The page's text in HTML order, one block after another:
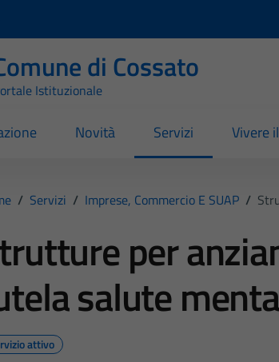
di Cossato
Istituzionale
Novità Servizi Vivere
/ Servizi / Imprese, Commercio E SUAP /
per
salute
attivo